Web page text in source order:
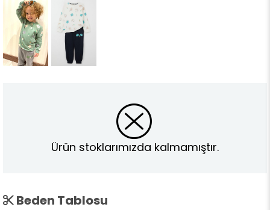
Ürün stoklarımızda kalmamıştır.
Beden Tablosu